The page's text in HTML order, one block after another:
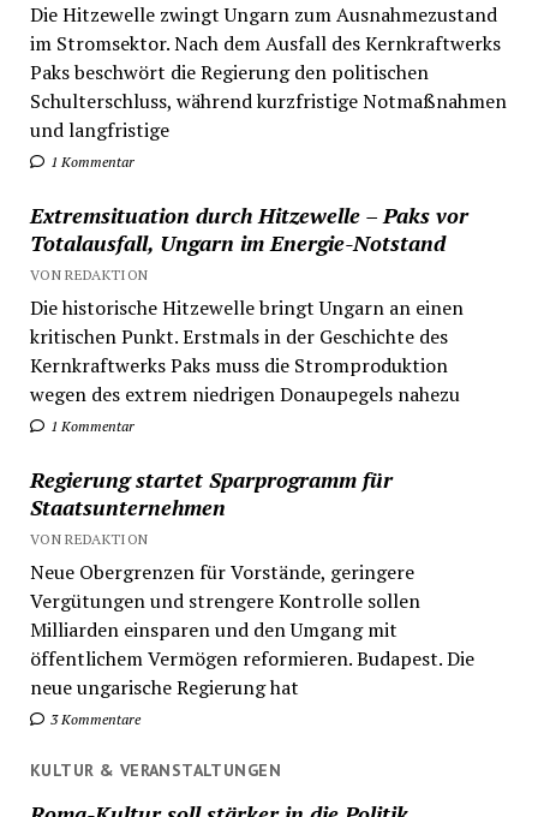
Die Hitzewelle zwingt Ungarn zum Ausnahmezustand
im Stromsektor. Nach dem Ausfall des Kernkraftwerks
Paks beschwört die Regierung den politischen
Schulterschluss, während kurzfristige Notmaßnahmen
und langfristige
1 Kommentar
Extremsituation durch Hitzewelle – Paks vor
Totalausfall, Ungarn im Energie-Notstand
VON REDAKTION
Die historische Hitzewelle bringt Ungarn an einen
kritischen Punkt. Erstmals in der Geschichte des
Kernkraftwerks Paks muss die Stromproduktion
wegen des extrem niedrigen Donaupegels nahezu
1 Kommentar
Regierung startet Sparprogramm für
Staatsunternehmen
VON REDAKTION
Neue Obergrenzen für Vorstände, geringere
Vergütungen und strengere Kontrolle sollen
Milliarden einsparen und den Umgang mit
öffentlichem Vermögen reformieren. Budapest. Die
neue ungarische Regierung hat
3 Kommentare
KULTUR & VERANSTALTUNGEN